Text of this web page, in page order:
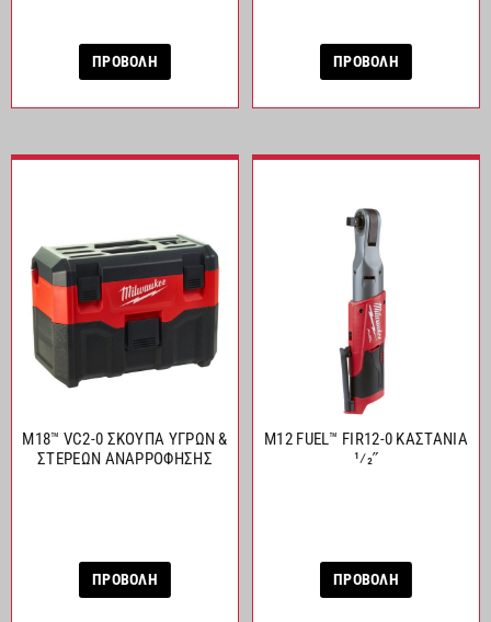
ΠΡΟΒΟΛΗ ΠΡΟΒΟΛΗ
M18™ VC2-0 ΣΚΟΥΠΑ ΥΓΡΩΝ &
ΣΤΕΡΕΩΝ ΑNAΡΡΟΦΗΣΗΣ
ΠΡΟΒΟΛΗ
M12 FUEL™ FIR12-0 ΚΑΣΤΑΝΙΑ
1⁄2˝
ΠΡΟΒΟΛΗ